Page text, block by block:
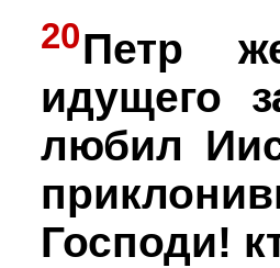
20Петр
идущего
любил
Господи!